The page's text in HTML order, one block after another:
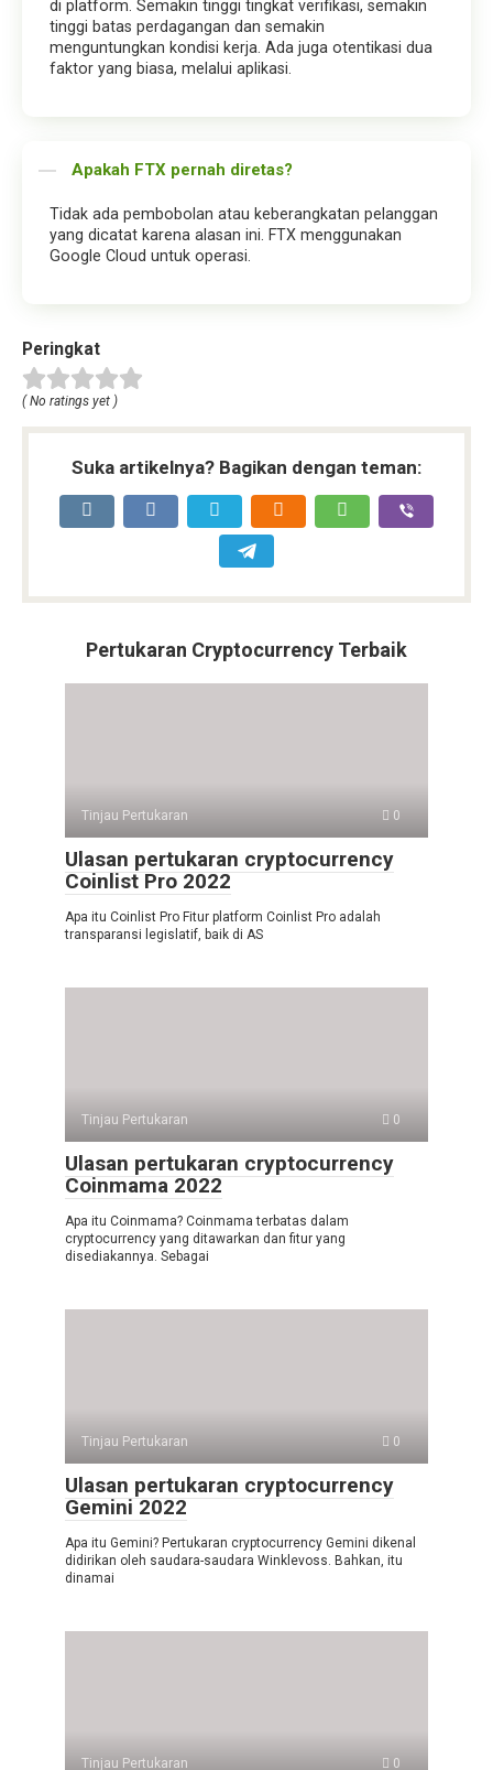
di platform. Semakin tinggi tingkat verifikasi, semakin
tinggi batas perdagangan dan semakin
menguntungkan kondisi kerja. Ada juga otentikasi dua
faktor yang biasa, melalui aplikasi.
Apakah FTX pernah diretas?
Tidak ada pembobolan atau keberangkatan pelanggan
yang dicatat karena alasan ini. FTX menggunakan
Google Cloud untuk operasi.
Peringkat
( No ratings yet )
Suka artikelnya? Bagikan dengan teman:
Pertukaran Cryptocurrency Terbaik
Tinjau Pertukaran 0
Ulasan pertukaran cryptocurrency
Coinlist Pro 2022
Apa itu Coinlist Pro Fitur platform Coinlist Pro adalah
transparansi legislatif, baik di AS
Tinjau Pertukaran 0
Ulasan pertukaran cryptocurrency
Coinmama 2022
Apa itu Coinmama? Coinmama terbatas dalam
cryptocurrency yang ditawarkan dan fitur yang
disediakannya. Sebagai
Tinjau Pertukaran 0
Ulasan pertukaran cryptocurrency
Gemini 2022
Apa itu Gemini? Pertukaran cryptocurrency Gemini dikenal
didirikan oleh saudara-saudara Winklevoss. Bahkan, itu
dinamai
Tinjau Pertukaran 0